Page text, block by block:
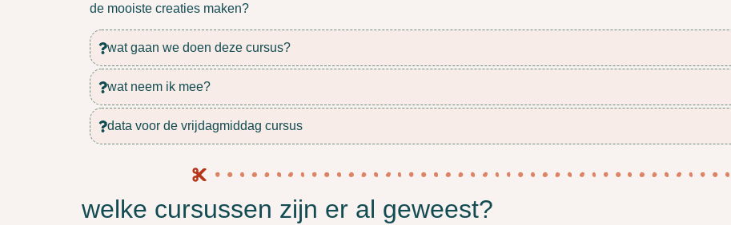
de mooiste creaties maken?
wat gaan we doen deze cursus?
wat neem ik mee?
data voor de vrijdagmiddag cursus
welke cursussen zijn er al geweest?